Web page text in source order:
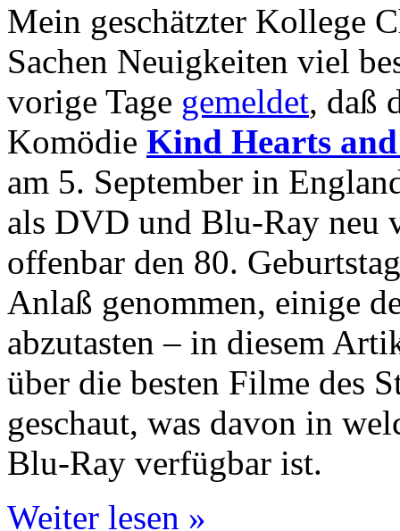
Mein geschätzter Kollege
Sachen Neuigkeiten viel
vorige Tage gemeldet, daß
Komödie Kind Hearts
am 5. September in
als DVD und Blu-Ray neu
offenbar den 80.
Anlaß genommen, einige
abzutasten – in diesem
über die besten Filme des
geschaut, was davon in
Blu-Ray verfügbar ist.
Weiter lesen »